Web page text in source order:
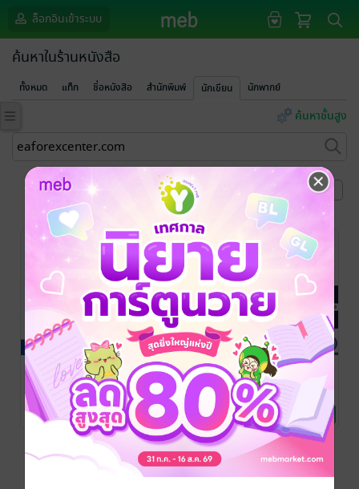
ล็อกอินเข้าระบบ
ค้นหาในร้านหนังสือ
ทั้งหมด แท็ก ชื่อหนังสือ สำนักพิมพ์ นักเขียน นักพากย์
ค้นหาขั้นสูง
หน้าที่ 1
-50%
คู่มือการใช้งาน
Triple MACD
EA
eaforexcenter.com
/ แมลงปอสีน้ำ
การเงินการลงทุน
4 Rating
Advanced
fxDreema เล่ม
ที่ 2 (คู่มือ
fxDreema ฉบับ
ภาษาไทย)
eaforexcenter.com
/ แมลงปอสีน้ำ
การเงินการลงทุน
1 Rating
-51%
Basic
fxDreema เล่ม
ที่ 1 (คู่มือ
fxDreema ฉบับ
ภาษาไทย)
eaforexcenter.com
/ แมลงปอสีน้ำ
การเงินการลงทุน
12 Rating